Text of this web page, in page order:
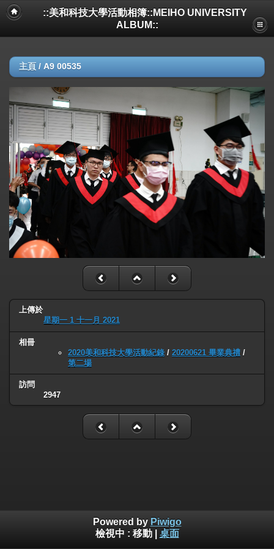
::美和科技大學活動相簿::MEIHO UNIVERSITY
ALBUM::
主頁 / A9 00535
上傳於
星期一 1 十一月 2021
相冊
2020美和科技大學活動紀錄 / 20200621 畢業典禮 /
第二場
訪問
2947
Powered by Piwigo
檢視中 : 移動| 桌面